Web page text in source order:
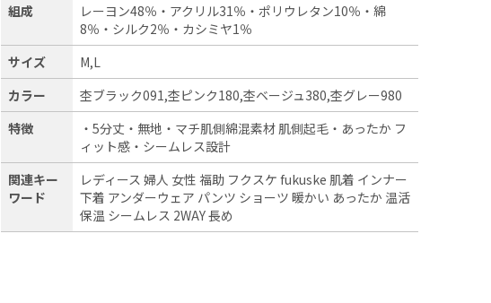
組成
レーヨン48％・アクリル31％・ポリウレタン10％・綿
8％・シルク2％・カシミヤ1％
サイズ
M,L
カラー
杢ブラック091,杢ピンク180,杢ベージュ380,杢グレー980
特徴
・5分丈・無地・マチ肌側綿混素材 肌側起毛・あったか フ
ィット感・シームレス設計
関連キー
ワード
レディース 婦人 女性 福助 フクスケ fukuske 肌着 インナー
下着 アンダーウェア パンツ ショーツ 暖かい あったか 温活
保温 シームレス 2WAY 長め